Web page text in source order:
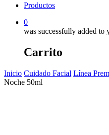
Productos
0
was successfully added to
Carrito
Inicio Cuidado Facial Línea
Noche 50ml